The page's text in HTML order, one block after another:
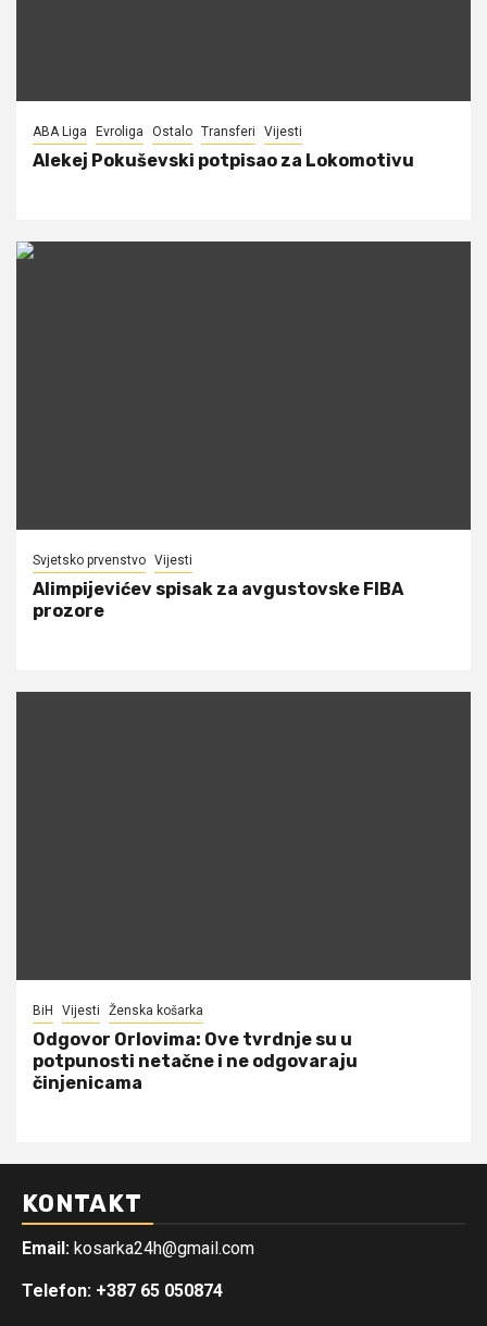
ABA Liga Evroliga Ostalo Transferi Vijesti
Alekej Pokuševski potpisao za Lokomotivu
Svjetsko prvenstvo Vijesti
Alimpijevićev spisak za avgustovske FIBA
prozore
BiH Vijesti Ženska košarka
Odgovor Orlovima: ​Ove tvrdnje su u
potpunosti netačne i ne odgovaraju
činjenicama
KONTAKT
Email: kosarka24h@gmail.com
Telefon: +387 65 050874